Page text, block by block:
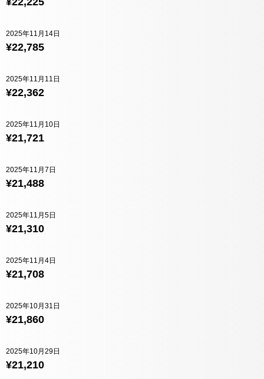
¥22,785
2025年11月14日
¥22,362
2025年11月11日
¥21,721
2025年11月10日
¥21,488
2025年11月7日
¥21,310
2025年11月5日
¥21,708
2025年11月4日
¥21,860
2025年10月31日
¥21,210
2025年10月29日